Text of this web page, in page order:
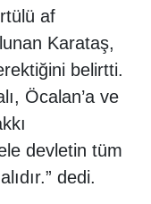
af
Karataş,
belirtti.
Öcalan’a ve
devletin tüm
dedi.